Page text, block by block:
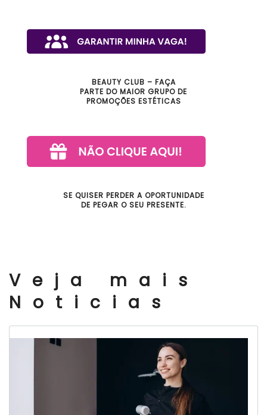
BEAUTY CLUB – FAÇA
PARTE DO MAIOR GRUPO DE
PROMOÇÕES ESTÉTICAS
SE QUISER PERDER A OPORTUNIDADE
DE PEGAR O SEU PRESENTE.
Veja mais
Noticias